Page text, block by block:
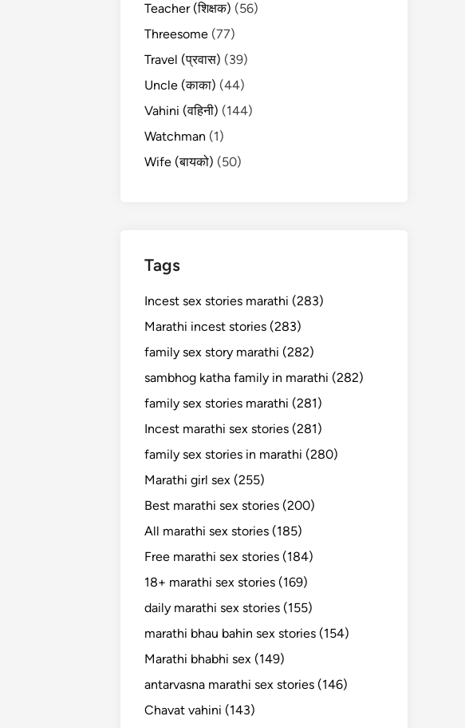
Teacher (शिक्षक) (56)
Threesome (77)
Travel (प्रवास) (39)
Uncle (काका) (44)
Vahini (वहिनी) (144)
Watchman (1)
Wife (बायको) (50)
Tags
Incest sex stories marathi (283)
Marathi incest stories (283)
family sex story marathi (282)
sambhog katha family in marathi (282)
family sex stories marathi (281)
Incest marathi sex stories (281)
family sex stories in marathi (280)
Marathi girl sex (255)
Best marathi sex stories (200)
All marathi sex stories (185)
Free marathi sex stories (184)
18+ marathi sex stories (169)
daily marathi sex stories (155)
marathi bhau bahin sex stories (154)
Marathi bhabhi sex (149)
antarvasna marathi sex stories (146)
Chavat vahini (143)